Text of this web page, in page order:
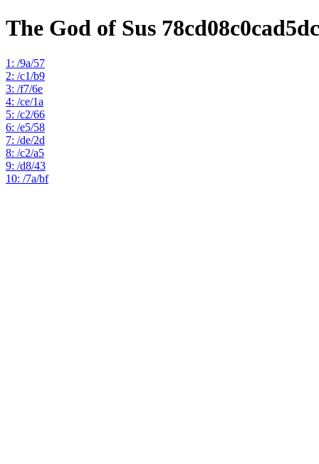
The God of Sus
1: /9a/57
2: /c1/b9
3: /f7/6e
4: /ce/1a
5: /c2/66
6: /e5/58
7: /de/2d
8: /c2/a5
9: /d8/43
10: /7a/bf